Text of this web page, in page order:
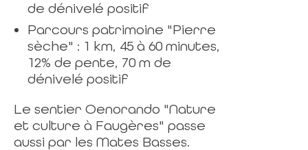
de dénivelé positif
Parcours patrimoine "Pierre
sèche" : 1 km, 45 à 60 minutes,
12% de pente, 70 m de
dénivelé positif
Le sentier Oenorando "Nature
et culture à Faugères" passe
aussi par les Mates Basses.